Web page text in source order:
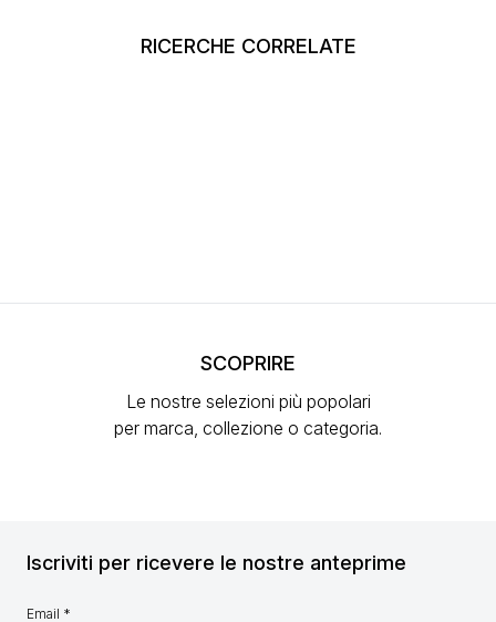
RICERCHE CORRELATE
SCOPRIRE
Le nostre selezioni più popolari
per marca, collezione o categoria.
Iscriviti per ricevere le nostre anteprime